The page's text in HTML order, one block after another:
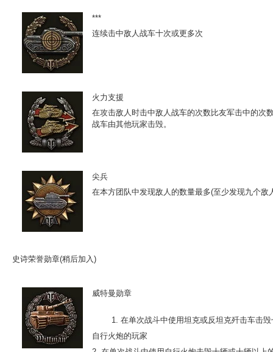
***
连续击中敌人战车十次或更多次
火力支援
在攻击敌人时击中敌人战车的次数比友军击中的次
战车由其他玩家击毁。
尖兵
在本方团队中发现敌人的数量最多(至少发现九个敌
史诗荣誉勋章(稍后加入)
威特曼勋章
1. 在单次战斗中使用坦克或反坦克歼击车击
自行火炮的玩家